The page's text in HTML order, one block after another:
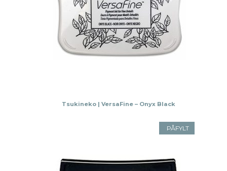
Tsukineko | VersaFine – Onyx Black
PÅFYLT